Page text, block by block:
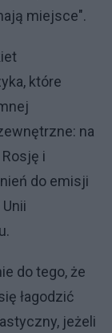
miejsce".
które
na
i
do emisji
do tego, że
łagodzić
jeżeli